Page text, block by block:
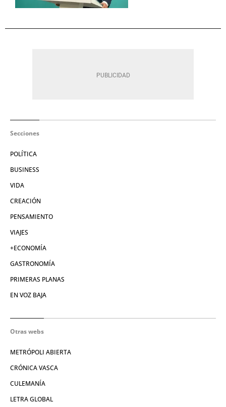
Secciones
POLÍTICA
BUSINESS
VIDA
CREACIÓN
PENSAMIENTO
VIAJES
+ECONOMÍA
GASTRONOMÍA
PRIMERAS PLANAS
EN VOZ BAJA
Otras webs
METRÓPOLI ABIERTA
CRÓNICA VASCA
CULEMANÍA
LETRA GLOBAL